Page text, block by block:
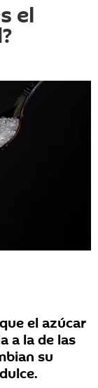
el
el azúcar
a la de las
su